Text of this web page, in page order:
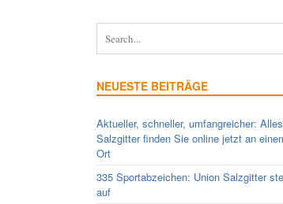
NEUESTE BEITRÄGE
Aktueller, schneller, umfangreicher:
Salzgitter finden Sie online jetzt an
Ort
335 Sportabzeichen: Union Salzgitter
auf